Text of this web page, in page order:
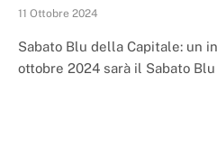
11 Ottobre 2024
Sabato Blu della Capitale: un
ottobre 2024 sarà il Sabato